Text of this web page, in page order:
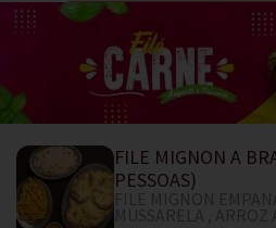
FILE MIGNON A
PESSOAS)